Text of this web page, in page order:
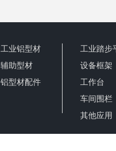
工业踏步
设备框架
工作台
车间围栏
其他应用
工业铝型材
辅助型材
铝型材配件